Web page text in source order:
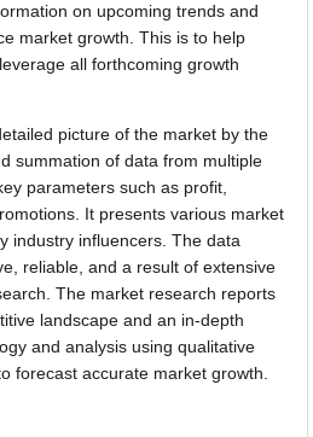
on upcoming trends and
market growth. This is to help
all forthcoming growth
picture of the market by the
summation of data from multiple
parameters such as profit,
It presents various market
industry influencers. The data
reliable, and a result of extensive
The market research reports
landscape and an in-depth
and analysis using qualitative
forecast accurate market growth.